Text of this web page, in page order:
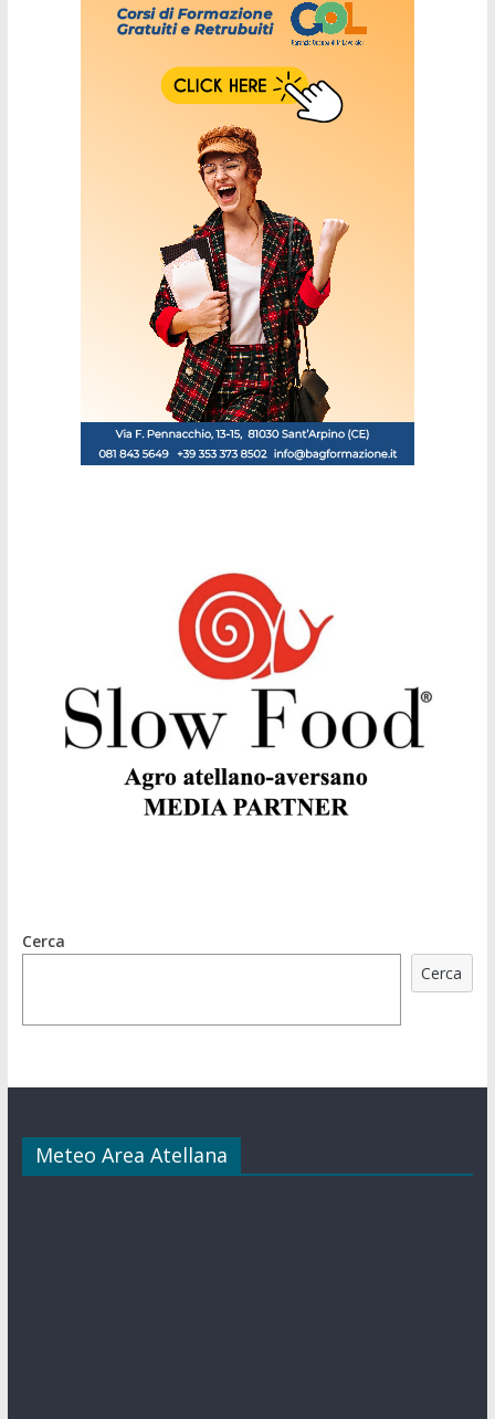
Cerca
Cerca
Meteo Area Atellana